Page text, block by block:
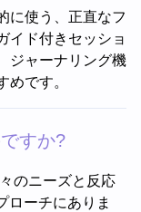
に使う、正直なフ
イド付きセッショ
ジャーナリング機
めです。
すか?
のニーズと反応
ローチにありま